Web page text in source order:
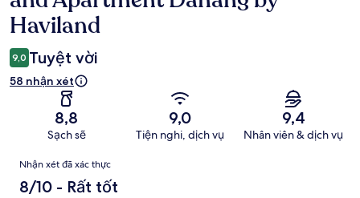
Haviland
9,0 Tuyệt vời
58 nhận xét
8,8
Sạch sẽ
9,0
Tiện nghi, dịch vụ
9,4
Nhân viên & dịch vụ
Nhận
xét
Nhận xét đã xác thực
8/10 - Rất tốt